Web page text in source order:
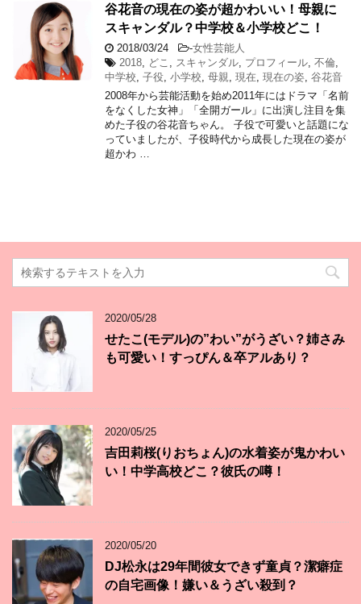
谷花音の現在の姿が超かわいい！母親に
スキャンダル？中学校＆小学校どこ！
2018/03/24 -女性芸能人
2018
どこ スキャンダル プロフィール 不倫
中学校 子役 小学校 母親 現在 現在の姿 谷花音
2008年から芸能活動を始め2011年にはドラマ「名前
をなくした女神」「全開ガール」に出演し注目を集
めた子役の谷花音ちゃん。 子役で可愛いと話題にな
っていましたが、子役時代から成長した現在の姿が
超かわ …
2020/05/28
せたこ(モデル)の”わい”がうざい？姉さみ
も可愛い！すっぴん＆卒アルあり？
2020/05/25
吉田莉桜(りおちょん)の水着姿が鬼かわい
い！中学高校どこ？彼氏の噂！
2020/05/20
DJ松永は29年間彼女できず童貞？潔癖症
の自宅画像！嫌い＆うざい殺到？